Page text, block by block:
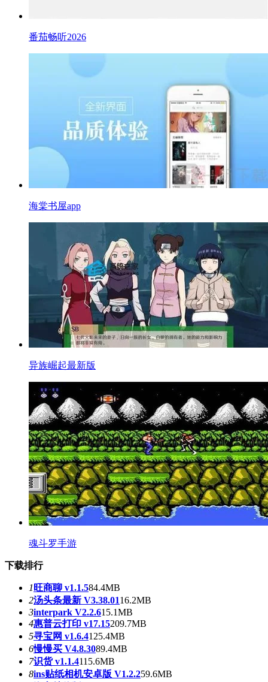
番茄畅听2026
海棠书屋app
异族崛起最新版
魂斗罗手游
下载排行
1 旺商聊 v1.1.584.4MB
2汤头条最新 V3.38.0116.2MB
3interpark V2.2.615.1MB
4惠普云打印 v17.15209.7MB
5寻宝网 v1.6.4125.4MB
6慢慢买 V4.8.3089.4MB
7识货 v1.1.4115.6MB
8ins贴纸相机安卓版 V1.2.259.6MB